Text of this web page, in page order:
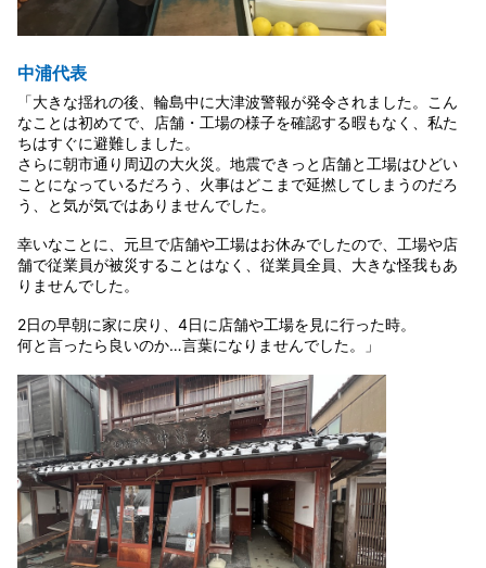
中浦代表
「大きな揺れの後、輪島中に大津波警報が発令されました。こん
なことは初めてで、店舗・工場の様子を確認する暇もなく、私た
ちはすぐに避難しました。
さらに朝市通り周辺の大火災。地震できっと店舗と工場はひどい
ことになっているだろう、火事はどこまで延撚してしまうのだろ
う、と気が気ではありませんでした。
幸いなことに、元旦で店舗や工場はお休みでしたので、工場や店
舗で従業員が被災することはなく、従業員全員、大きな怪我もあ
りませんでした。
2日の早朝に家に戻り、4日に店舗や工場を見に行った時。
何と言ったら良いのか…言葉になりませんでした。」